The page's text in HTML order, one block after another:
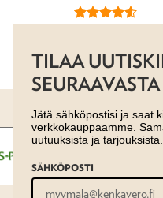
4.5/ 5
Jälleenmyyjä: Taito
TILAA
Jätä sähköpostisi ja saat
verkkokauppaamme.
uutuuksista ja tarjouksista.
SÄHKÖPOSTI